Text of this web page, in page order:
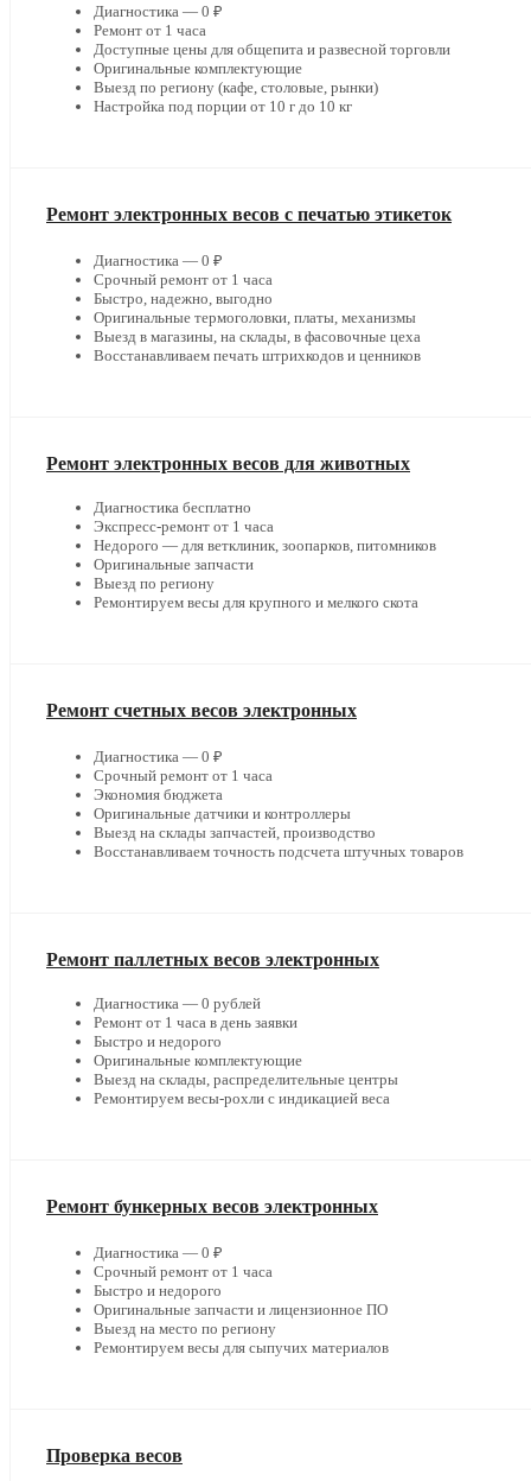
Диагностика — 0 ₽
Ремонт от 1 часа
Доступные цены для общепита и развесной торговли
Оригинальные комплектующие
Выезд по региону (кафе, столовые, рынки)
Настройка под порции от 10 г до 10 кг
Ремонт электронных весов с печатью этикеток
Диагностика — 0 ₽
Срочный ремонт от 1 часа
Быстро, надежно, выгодно
Оригинальные термоголовки, платы, механизмы
Выезд в магазины, на склады, в фасовочные цеха
Восстанавливаем печать штрихкодов и ценников
Ремонт электронных весов для животных
Диагностика бесплатно
Экспресс-ремонт от 1 часа
Недорого — для ветклиник, зоопарков, питомников
Оригинальные запчасти
Выезд по региону
Ремонтируем весы для крупного и мелкого скота
Ремонт счетных весов электронных
Диагностика — 0 ₽
Срочный ремонт от 1 часа
Экономия бюджета
Оригинальные датчики и контроллеры
Выезд на склады запчастей, производство
Восстанавливаем точность подсчета штучных товаров
Ремонт паллетных весов электронных
Диагностика — 0 рублей
Ремонт от 1 часа в день заявки
Быстро и недорого
Оригинальные комплектующие
Выезд на склады, распределительные центры
Ремонтируем весы-рохли с индикацией веса
Ремонт бункерных весов электронных
Диагностика — 0 ₽
Срочный ремонт от 1 часа
Быстро и недорого
Оригинальные запчасти и лицензионное ПО
Выезд на место по региону
Ремонтируем весы для сыпучих материалов
Проверка весов